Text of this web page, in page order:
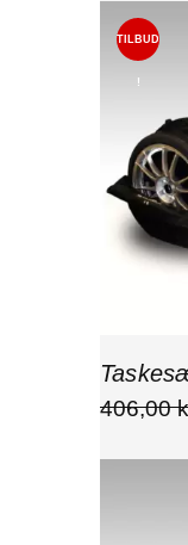
TILBUD
!
406,00